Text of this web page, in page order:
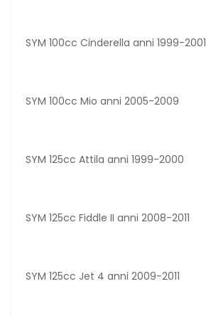
SYM 100cc Cinderella anni 1999-2001
SYM 100cc Mio anni 2005-2009
SYM 125cc Attila anni 1999-2000
SYM 125cc Fiddle II anni 2008-2011
SYM 125cc Jet 4 anni 2009-2011